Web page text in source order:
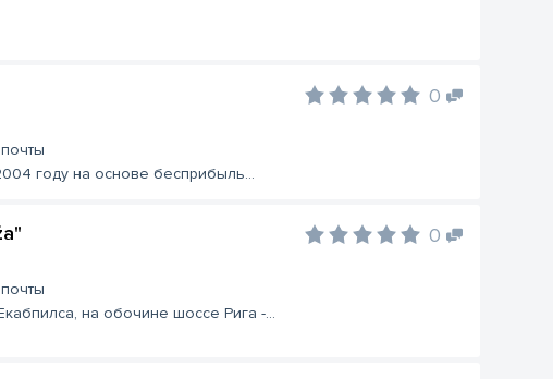
0
году на основе бесприбыль...
0
на обочине шоссе Рига -...